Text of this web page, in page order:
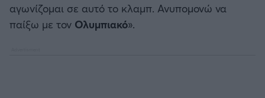
Μάντσεστερ Γιουνάιτεντ
αγωνίζομαι σε αυτό το κλαμπ. Ανυπομονώ να
παίξω με τον Ολυμπιακό».